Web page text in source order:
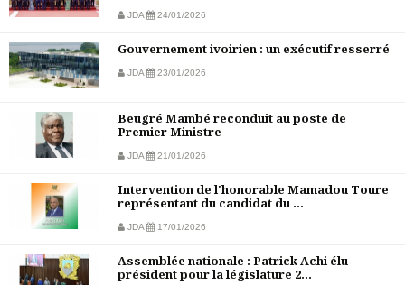
JDA 24/01/2026
Gouvernement ivoirien : un exécutif resserré
JDA 23/01/2026
Beugré Mambé reconduit au poste de
Premier Ministre
JDA 21/01/2026
Intervention de l'honorable Mamadou Toure
représentant du candidat du ...
JDA 17/01/2026
Assemblée nationale : Patrick Achi élu
président pour la législature 2...